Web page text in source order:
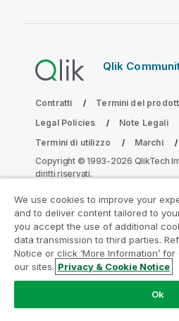
Qlik
Contratti
Termini del
Legal Policies
Note Legali
Termini di utilizzo
Marchi
Copyright © 1993-2026 QlikTech
diritti riservati.
Partecipa al
Modernization
Modernizza senza
We use cookies to improve your
and to deliver content tailored to
you accept the use of additional
data transmission to third parties.
Notice or click ‘More Information’
our sites. Privacy & Cookie Notice
Ok